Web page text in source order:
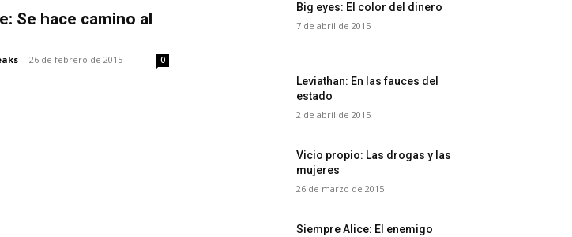
Se hace camino al
- 26 de febrero de 2015 0
Big eyes: El color del dinero
7 de abril de 2015
Leviathan: En las fauces del
estado
2 de abril de 2015
Vicio propio: Las drogas y las
mujeres
26 de marzo de 2015
Siempre Alice: El enemigo